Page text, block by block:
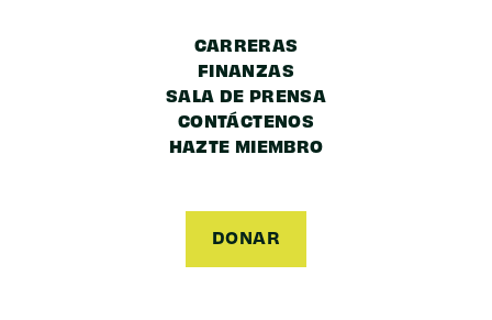
CARRERAS
FINANZAS
SALA DE PRENSA
CONTÁCTENOS
HAZTE MIEMBRO
DONAR